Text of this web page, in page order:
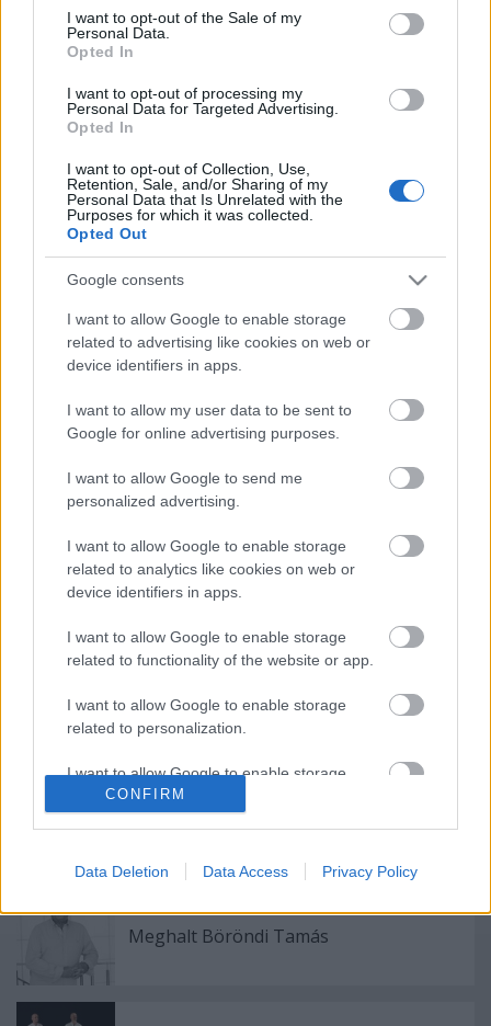
consent section.
I want to opt-out of the Sale of my
Personal Data.
Opted In
I want to opt-out of processing my
Personal Data for Targeted Advertising.
Opted In
I want to opt-out of Collection, Use,
Retention, Sale, and/or Sharing of my
Personal Data that Is Unrelated with the
Purposes for which it was collected.
Opted Out
Google consents
I want to allow Google to enable storage
related to advertising like cookies on web or
device identifiers in apps.
I want to allow my user data to be sent to
Google for online advertising purposes.
I want to allow Google to send me
personalized advertising.
I want to allow Google to enable storage
related to analytics like cookies on web or
device identifiers in apps.
I want to allow Google to enable storage
related to functionality of the website or app.
I want to allow Google to enable storage
related to personalization.
I want to allow Google to enable storage
related to security, including authentication
functionality and fraud prevention, and other
CONFIRM
Data Deletion Data Access Privacy Policy
mozikba és nyomban nagy vitákat váltott ki, mivel a
történet egy férfiról szól, akit összekevernek Jézussal.
Utolsó közös mozifilmjük, aMonty Python: Az élet
értelme1983-ban ismét nagy közönség- és kritikai
siker lett, elnyerte a cannes-i filmfesztivál zsűrijének
nagydíját.
A társulat tagjai külön-külön is szép művészi karriert
futottak be. Cleeseforgatókönyvíróként és
filmrendezőként
futott be, munkáiban rendre szerepeltek korábbi
kollégái (Brazil, Időbanditák, Münchausen báró
kalandjai).PalinésJonesszámos forgatókönyvön
dolgoztak együtt,
pedig megírta a
Spamalot
című musicalt, amiből szintén világszerte
kasszasiker lett.
A jövő nyárra összeálló társulat július 1-től 5-ig lép
fel Londonban.
Forrás: MTI
Ajánlott bejegyzések:
Meghalt Böröndi Tamás